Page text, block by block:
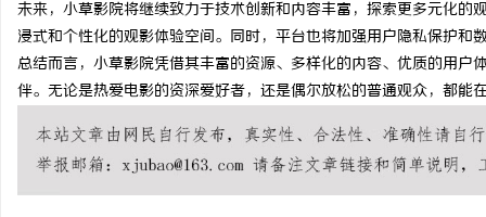
未来，小草影院将继续致力于技术创新和内容丰富，探索更多元化
浸式和个性化的观影体验空间。同时，平台也将加强用户隐私保护和
总结而言，小草影院凭借其丰富的资源、多样化的内容、优质的用
伴。无论是热爱电影的资深爱好者，还是偶尔放松的普通观众，都能
实验室到资本市场的“估值倍增器”：专利
师如何重塑硬科技企业的融资逻辑
770PF-200纯树脂细粉
应用